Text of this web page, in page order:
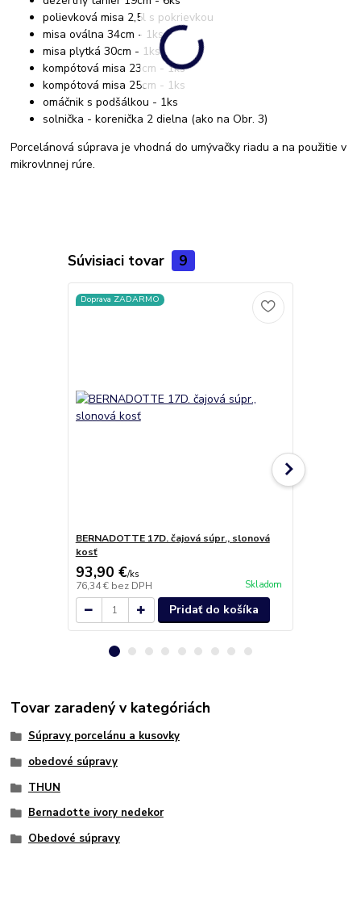
polievková misa 2,5l s pokrievkou
misa oválna 34cm - 1ks
misa plytká 30cm - 1ks
kompótová misa 23cm - 1ks
kompótová misa 25cm - 1ks
omáčnik s podšálkou - 1ks
solnička - korenička 2 dielna (ako na Obr. 3)
Porcelánová súprava je vhodná do umývačky riadu a na použitie v
mikrovlnnej rúre.
Súvisiaci tovar 9
Doprava ZADARMO
BERNADOTTE 17D. čajová súpr., slonová
kosť
93,90 €/ks
76,34 € bez DPH Skladom
Pridať do košíka
Tovar zaradený v kategóriách
Súpravy porcelánu a kusovky
obedové súpravy
THUN
Bernadotte ivory nedekor
Obedové súpravy